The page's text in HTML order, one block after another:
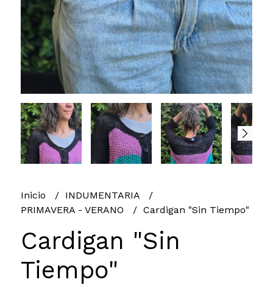
Inicio
INDUMENTARIA
PRIMAVERA - VERANO
Cardigan "Sin Tiempo"
Cardigan "Sin
Tiempo"